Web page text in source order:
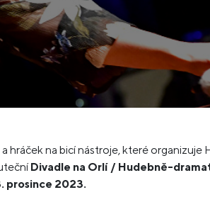
hráček na bicí nástroje, které organizuje
Divadle na Orlí / Hudebně-
prosince 2023.